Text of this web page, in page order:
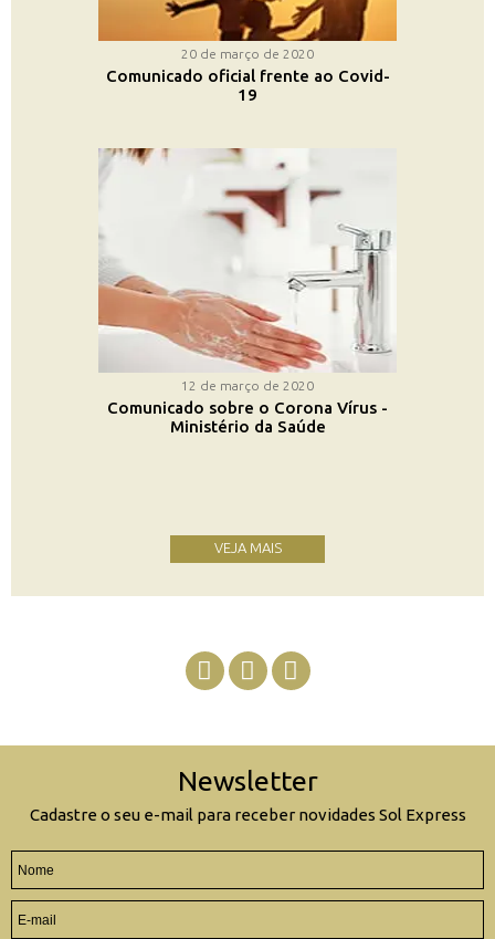
20 de março de 2020
Comunicado oficial frente ao Covid-
19
12 de março de 2020
Comunicado sobre o Corona Vírus -
Ministério da Saúde
VEJA MAIS
Newsletter
Cadastre o seu e-mail para receber novidades Sol Express